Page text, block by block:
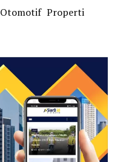
Otomotif Properti